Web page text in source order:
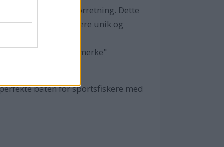
fiske/utleieforretning. Dette
viktigst.. Demonstrere unik og
og et "legendarisk merke"
båten for sportsfiskere med